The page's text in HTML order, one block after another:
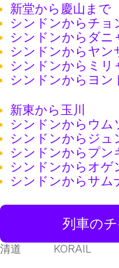
新堂から慶山まで
シンドンからチョ
シンドンからダニ
シンドンからヤン
シンドンからミリ
シンドンからヨン
新東から玉川
シンドンからウム
シンドンからジュ
シンドンからプン
シンドンからオゲ
シンドンからサム
列車の
清道 KORAIL